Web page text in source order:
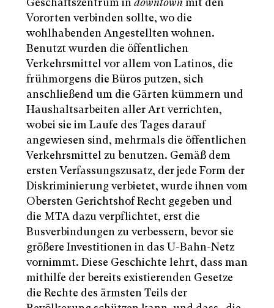
Geschäftszentrum in downtown mit den
Vororten verbinden sollte, wo die
wohlhabenden Angestellten wohnen.
Benutzt wurden die öffentlichen
Verkehrsmittel vor allem von Latinos, die
frühmorgens die Büros putzen, sich
anschließend um die Gärten kümmern und
Haushaltsarbeiten aller Art verrichten,
wobei sie im Laufe des Tages darauf
angewiesen sind, mehrmals die öffentlichen
Verkehrsmittel zu benutzen. Gemäß dem
ersten Verfassungszusatz, der jede Form der
Diskriminierung verbietet, wurde ihnen vom
Obersten Gerichtshof Recht gegeben und
die MTA dazu verpflichtet, erst die
Busverbindungen zu verbessern, bevor sie
größere Investitionen in das U-Bahn-Netz
vornimmt. Diese Geschichte lehrt, dass man
mithilfe der bereits existierenden Gesetze
die Rechte des ärmsten Teils der